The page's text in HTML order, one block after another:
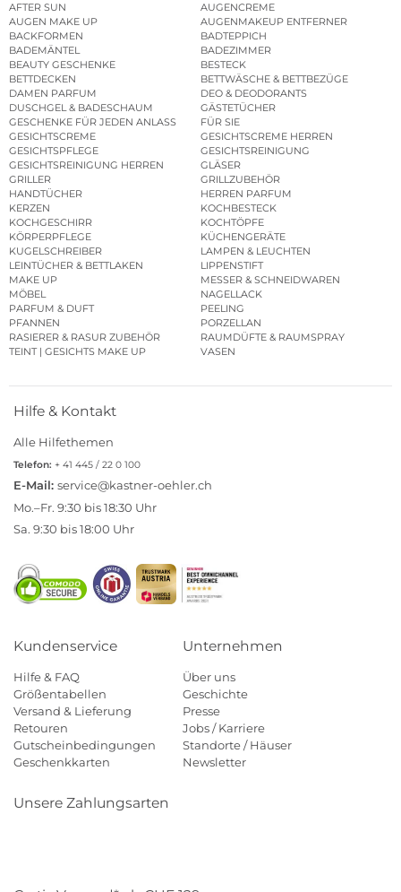
AFTER SUN
AUGENCREME
AUGEN MAKE UP
AUGENMAKEUP ENTFERNER
BACKFORMEN
BADTEPPICH
BADEMÄNTEL
BADEZIMMER
BEAUTY GESCHENKE
BESTECK
BETTDECKEN
BETTWÄSCHE & BETTBEZÜGE
DAMEN PARFUM
DEO & DEODORANTS
DUSCHGEL & BADESCHAUM
GÄSTETÜCHER
GESCHENKE FÜR JEDEN ANLASS
FÜR SIE
GESICHTSCREME
GESICHTSCREME HERREN
GESICHTSPFLEGE
GESICHTSREINIGUNG
GESICHTSREINIGUNG HERREN
GLÄSER
GRILLER
GRILLZUBEHÖR
HANDTÜCHER
HERREN PARFUM
KERZEN
KOCHBESTECK
KOCHGESCHIRR
KOCHTÖPFE
KÖRPERPFLEGE
KÜCHENGERÄTE
KUGELSCHREIBER
LAMPEN & LEUCHTEN
LEINTÜCHER & BETTLAKEN
LIPPENSTIFT
MAKE UP
MESSER & SCHNEIDWAREN
MÖBEL
NAGELLACK
PARFUM & DUFT
PEELING
PFANNEN
PORZELLAN
RASIERER & RASUR ZUBEHÖR
RAUMDÜFTE & RAUMSPRAY
TEINT | GESICHTS MAKE UP
VASEN
Hilfe & Kontakt
Alle Hilfethemen
Telefon: + 41 445 / 22 0 100
E-Mail: service@kastner-oehler.ch
Mo.–Fr. 9:30 bis 18:30 Uhr
Sa. 9:30 bis 18:00 Uhr
Kundenservice
Hilfe & FAQ
Größentabellen
Versand & Lieferung
Retouren
Gutscheinbedingungen
Geschenkkarten
Unternehmen
Über uns
Geschichte
Presse
Jobs / Karriere
Standorte / Häuser
Newsletter
Unsere Zahlungsarten